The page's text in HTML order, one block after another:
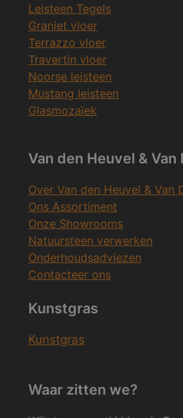
Leisteen Tegels
Graniet vloer
Terrazzo vloer
Travertin vloer
Noorse leisteen
Mustang leisteen
Glasmozaïek
Van den Heuvel & Van
Over Van den Heuvel & Van
Ons Assortiment
Onze Showrooms
Natuursteen verwerken
Onderhoudsadviezen
Contacteer ons
Kunstgras
Kunstgras
Waar zitten we?